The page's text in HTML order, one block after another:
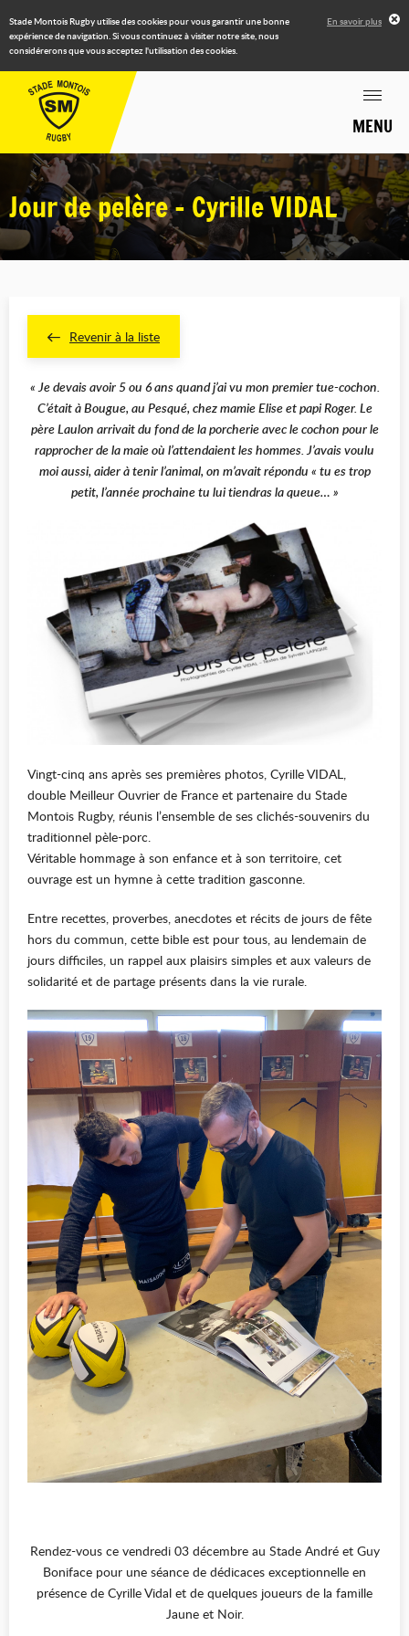
Stade Montois Rugby utilise des cookies pour vous garantir une bonne
expérience de navigation. Si vous continuez à visiter notre site, nous
considérerons que vous acceptez l'utilisation des cookies.
En savoir plus
MENU
Jour de pelère - Cyrille VIDAL
Revenir à la liste
« Je devais avoir 5 ou 6 ans quand j’ai vu mon premier tue-cochon.
C’était à Bougue, au Pesqué, chez mamie Elise et papi Roger. Le
père Laulon arrivait du fond de la porcherie avec le cochon pour le
rapprocher de la maie où l’attendaient les hommes. J’avais voulu
moi aussi, aider à tenir l’animal, on m’avait répondu « tu es trop
petit, l’année prochaine tu lui tiendras la queue… »
Vingt-cinq ans après ses premières photos, Cyrille VIDAL,
double Meilleur Ouvrier de France et partenaire du Stade
Montois Rugby, réunis l’ensemble de ses clichés-souvenirs du
traditionnel pèle-porc.
Véritable hommage à son enfance et à son territoire, cet
ouvrage est un hymne à cette tradition gasconne.
Entre recettes, proverbes, anecdotes et récits de jours de fête
hors du commun, cette bible est pour tous, au lendemain de
jours difficiles, un rappel aux plaisirs simples et aux valeurs de
solidarité et de partage présents dans la vie rurale.
Rendez-vous ce vendredi 03 décembre au Stade André et Guy
Boniface pour une séance de dédicaces exceptionnelle en
présence de Cyrille Vidal et de quelques joueurs de la famille
Jaune et Noir.